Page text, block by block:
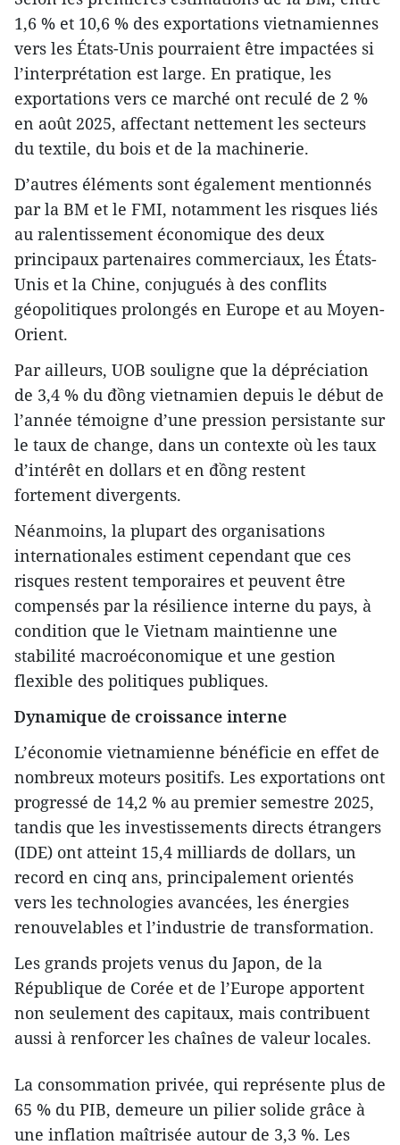
1,6 % et 10,6 % des exportations vietnamiennes
vers les États-Unis pourraient être impactées si
l’interprétation est large. En pratique, les
exportations vers ce marché ont reculé de 2 %
en août 2025, affectant nettement les secteurs
du textile, du bois et de la machinerie.
D’autres éléments sont également mentionnés
par la BM et le FMI, notamment les risques liés
au ralentissement économique des deux
principaux partenaires commerciaux, les États-
Unis et la Chine, conjugués à des conflits
géopolitiques prolongés en Europe et au Moyen-
Orient.
Par ailleurs, UOB souligne que la dépréciation
de 3,4 % du đồng vietnamien depuis le début de
l’année témoigne d’une pression persistante sur
le taux de change, dans un contexte où les taux
d’intérêt en dollars et en đồng restent
fortement divergents.
Néanmoins, la plupart des organisations
internationales estiment cependant que ces
risques restent temporaires et peuvent être
compensés par la résilience interne du pays, à
condition que le Vietnam maintienne une
stabilité macroéconomique et une gestion
flexible des politiques publiques.
Dynamique de croissance interne
L’économie vietnamienne bénéficie en effet de
nombreux moteurs positifs. Les exportations ont
progressé de 14,2 % au premier semestre 2025,
tandis que les investissements directs étrangers
(IDE) ont atteint 15,4 milliards de dollars, un
record en cinq ans, principalement orientés
vers les technologies avancées, les énergies
renouvelables et l’industrie de transformation.
Les grands projets venus du Japon, de la
République de Corée et de l’Europe apportent
non seulement des capitaux, mais contribuent
aussi à renforcer les chaînes de valeur locales.
La consommation privée, qui représente plus de
65 % du PIB, demeure un pilier solide grâce à
une inflation maîtrisée autour de 3,3 %. Les